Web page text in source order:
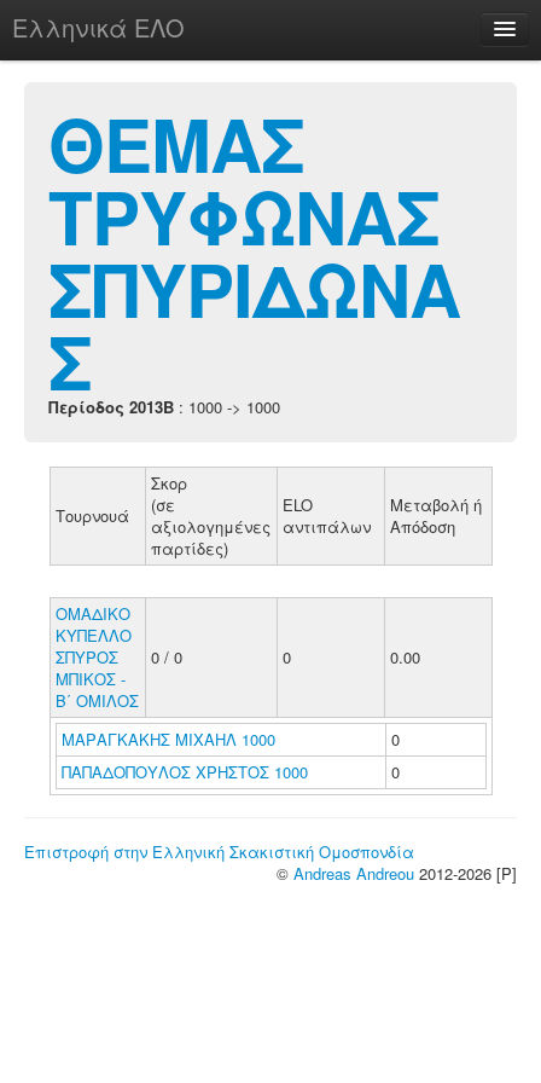
Ελληνικά ΕΛΟ
chesstu.be @ discord
Login
ΘΕΜΑΣ
ΤΡΥΦΩΝΑΣ
ΣΠΥΡΙΔΩΝΑ
Σ
Περίοδος 2013B : 1000 -> 1000
Τουρνουά
Σκορ
(σε
αξιολογημένες
παρτίδες)
ELO
αντιπάλων
Μεταβολή ή
Απόδοση
ΟΜΑΔΙΚΟ
ΚΥΠΕΛΛΟ
ΣΠΥΡΟΣ
ΜΠΙΚΟΣ -
Β΄ ΟΜΙΛΟΣ
0 / 0 0 0.00
ΜΑΡΑΓΚΑΚΗΣ ΜΙΧΑΗΛ 1000
0
ΠΑΠΑΔΟΠΟΥΛΟΣ ΧΡΗΣΤΟΣ 1000
0
Επιστροφή στην Ελληνική Σκακιστική Ομοσπονδία
© Andreas Andreou 2012-2026 [P]